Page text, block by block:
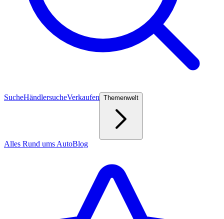
SucheHändlersucheVerkaufen Themenwelt
Alles Rund ums AutoBlog